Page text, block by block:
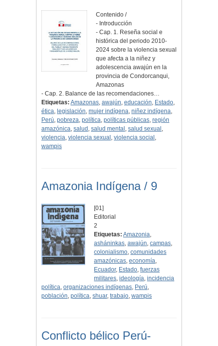
Contenido /
- Introducción
- Cap. 1. Reseña social e
histórica del periodo 2010-
2024 sobre la violencia sexual
que afecta a la niñez y
adolescencia awajún en la
provincia de Condorcanqui,
Amazonas
- Cap. 2. Balance de las recomendaciones…
Etiquetas: Amazonas, awajún, educación, Estado,
ética, legislación, mujer indígena, niñez indígena,
Perú, pobreza, política, políticas públicas, región
amazónica, salud , salud mental , salud sexual ,
violencia, violencia sexual , violencia social ,
wampis
Amazonia Indígena / 9
[01]
Editorial
2
Etiquetas: Amazonia,
asháninkas,awajún,campas,
colonialismo,comunidades
amazónicas,economía,
Ecuador, Estado,fuerzas
militares,ideología,incidencia
política, organizaciones indígenas, Perú,
población, política, shuar, trabajo, wampis
Conflicto bélico Perú-